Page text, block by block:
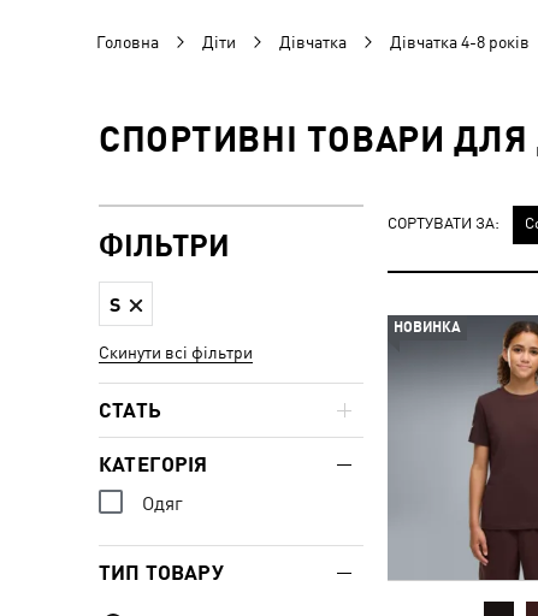
Головна Діти Дівчатка Дівчатка 4-8 років
СПОРТИВНІ ТОВАРИ ДЛЯ
СОРТУВАТИ ЗА:
НОВИНКА
ФІЛЬТРИ
S
Скинути всі фільтри
СТАТЬ
КАТЕГОРІЯ
Одяг
ТИП ТОВАРУ